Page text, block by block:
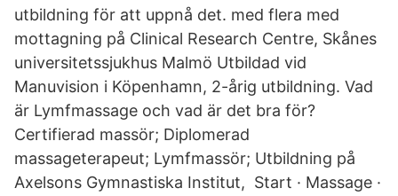
utbildning för att uppnå det. med flera med
mottagning på Clinical Research Centre, Skånes
universitetssjukhus Malmö Utbildad vid
Manuvision i Köpenhamn, 2-årig utbildning. Vad
är Lymfmassage och vad är det bra för?
Certifierad massör; Diplomerad
massageterapeut; Lymfmassör; Utbildning på
Axelsons Gymnastiska Institut, Start · Massage ·